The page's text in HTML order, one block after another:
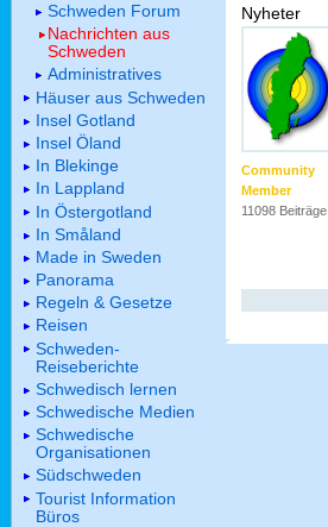
Nyheter
Community
Member
11098 Beiträge
Schweden Forum
Nachrichten aus
Schweden
Administratives
Häuser aus Schweden
Insel Gotland
Insel Öland
In Blekinge
In Lappland
In Östergotland
In Småland
Made in Sweden
Panorama
Regeln & Gesetze
Reisen
Schweden-
Reiseberichte
Schwedisch lernen
Schwedische Medien
Schwedische
Organisationen
Südschweden
Tourist Information
Büros